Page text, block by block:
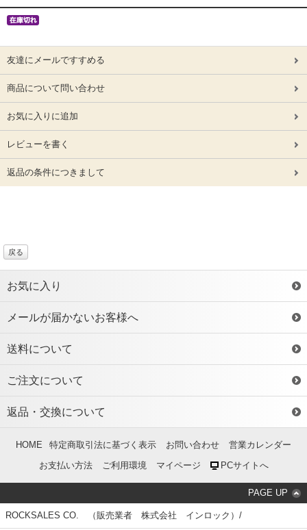
友達にメールですすめる
商品について問い合わせ
お気に入りに追加
レビューを書く
返品の条件につきまして
戻る
お気に入り
メールが届かないお客様へ
送料について
ご注文について
返品・交換について
HOME 特定商取引法に基づく表示 お問い合わせ
営業カレンダー
お支払い方法
ご利用環境 マイページ PCサイトへ
PAGE UP
ROCKSALES CO. （販売業者 株式会社 インロック）/